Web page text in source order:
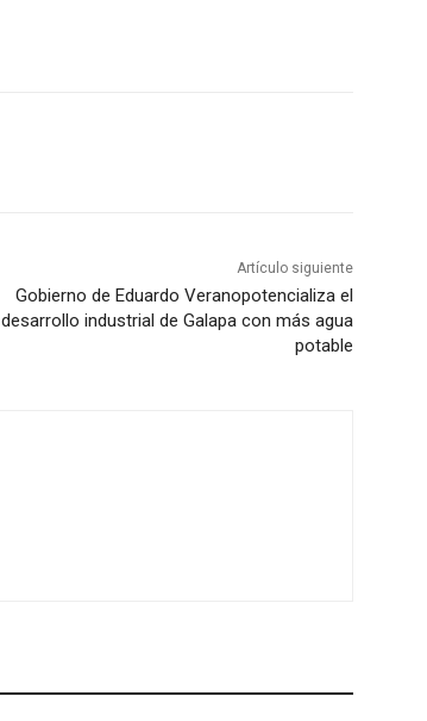
Artículo siguiente
Gobierno de Eduardo Veranopotencializa el
desarrollo industrial de Galapa con más agua
potable